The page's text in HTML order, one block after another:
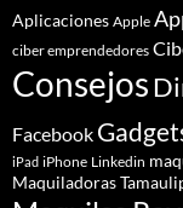
Aplicaciones Apple
ciber emprendedores
Consejos
Facebook
iPad iPhone Linkedin
Maquiladoras